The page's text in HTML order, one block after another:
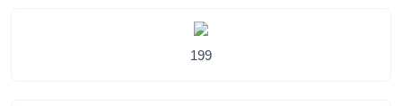
199